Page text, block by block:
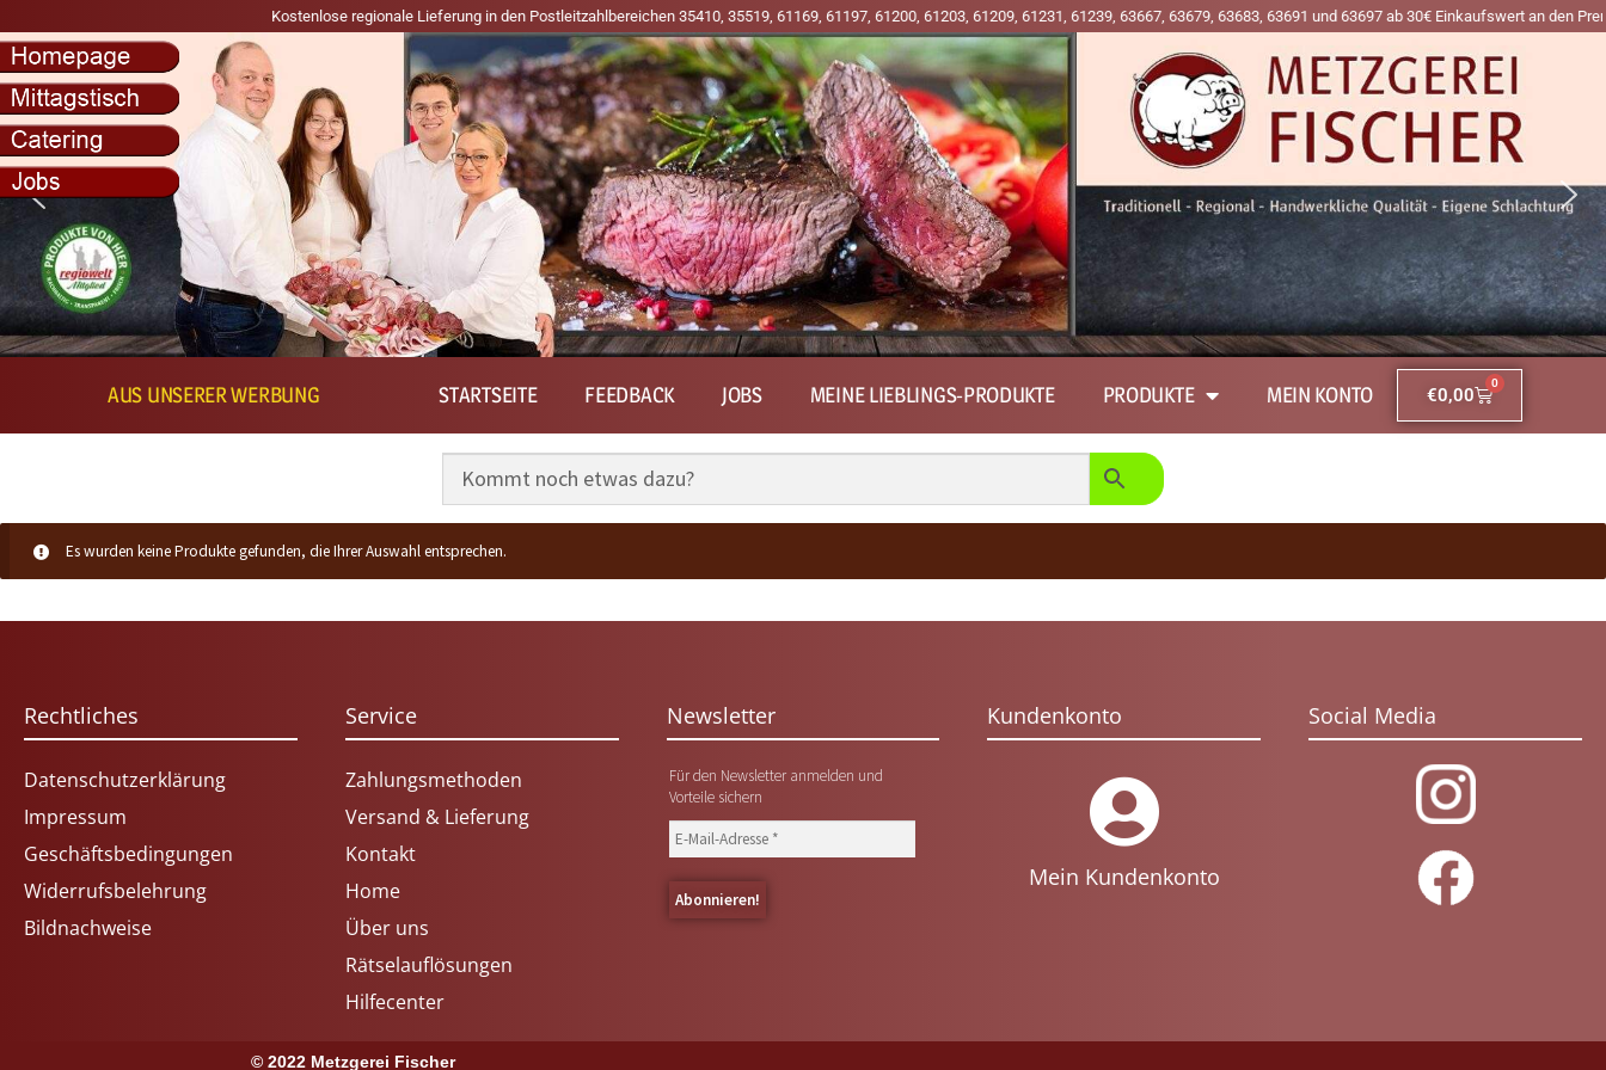
Kostenlose regionale Lieferung in den Postleitzahlbereichen 35410, 35519, 61169, 61197, 61200, 61203, 61209, 61231, 61239, 63667, 63679, 63683, 63691 und 63697 ab 30€ Einkaufswert an den Premiumtagen
AUS UNSERER WERBUNG STARTSEITE FEEDBACK JOBS MEINE LIEBLINGS-PRODUKTE PRODUKTE MEIN KONTO €0,00
0
Es wurden keine Produkte gefunden, die Ihrer Auswahl entsprechen.
Rechtliches
Datenschutzerklärung
Impressum
Geschäftsbedingungen
Widerrufsbelehrung
Bildnachweise
Service
Zahlungsmethoden
Versand & Lieferung
Kontakt
Home
Über uns
Rätselauflösungen
Hilfecenter
Newsletter
Für den Newsletter anmelden und
Vorteile sichern
Kundenkonto
Mein Kundenkonto
Social Media
© 2022 Metzgerei Fischer